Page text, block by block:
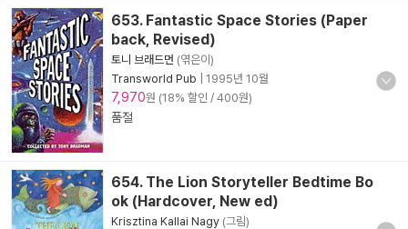
653. Fantastic Space Stories (Paper
back, Revised)
토니 브래드먼 (엮은이)
Transworld Pub
1995년 10월
7,970원 (18% 할인 / 400원)
품절
654. The Lion Storyteller Bedtime Bo
ok (Hardcover, New ed)
Krisztina Kallai Nagy (그림)